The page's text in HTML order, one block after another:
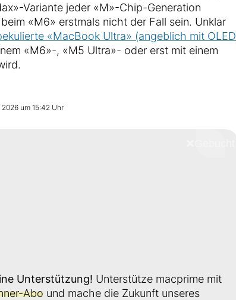
Variante jeder «M»-Chip-Generation
«M6» erstmals nicht der Fall sein. Unklar
«MacBook Ultra» (angeblich mit OLED
«M6»-, «M5 Ultra»- oder erst mit einem
um 15:42 Uhr
Unterstützung! Unterstütze macprime mit
Abound mache die Zukunft unseres